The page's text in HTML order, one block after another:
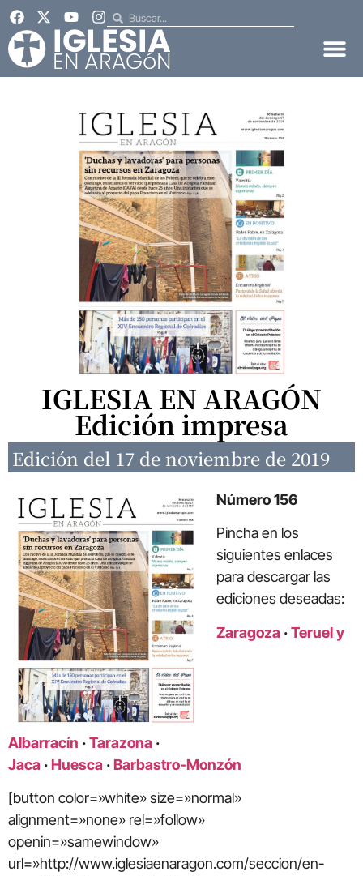
IGLESIA EN ARAGÓN
Edición impresa
Edición del 17 de noviembre de 2019
Número 156
Pincha en los
siguientes enlaces
para descargar las
ediciones deseadas:
Zaragoza ·Teruel y
Albarracín ·Tarazona ·
Jaca ·Huesca ·Barbastro-Monzón
[button color=»white» size=»normal»
alignment=»none» rel=»follow»
openin=»samewindow»
url=»http://www.iglesiaenaragon.com/seccion/en-